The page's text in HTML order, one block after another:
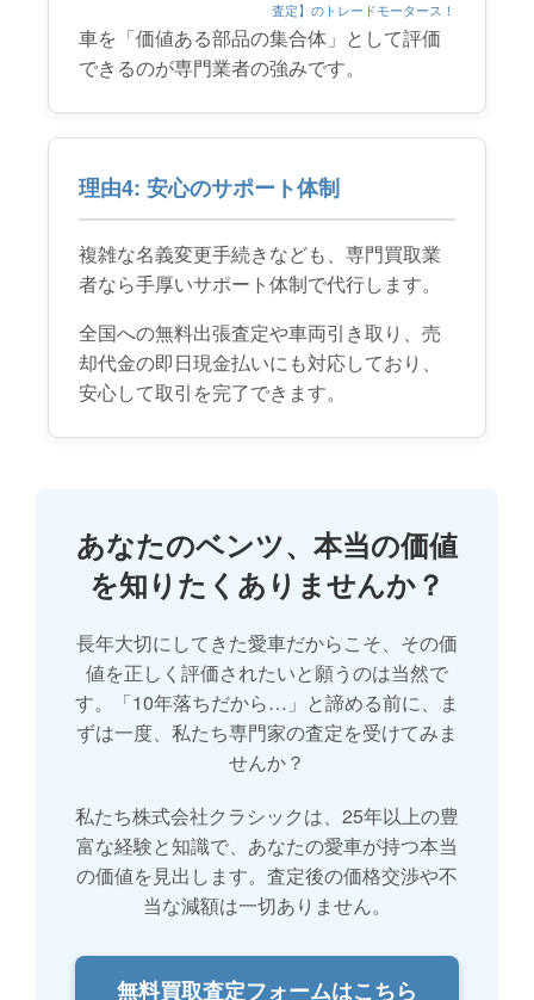
査定】のトレードモータース！
車を「価値ある部品の集合体」として評価
できるのが専門業者の強みです。
理由4: 安心のサポート体制
複雑な名義変更手続きなども、専門買取業
者なら手厚いサポート体制で代行します。
全国への無料出張査定や車両引き取り、売
却代金の即日現金払いにも対応しており、
安心して取引を完了できます。
あなたのベンツ、本当の価値
を知りたくありませんか？
長年大切にしてきた愛車だからこそ、その価
値を正しく評価されたいと願うのは当然で
す。「10年落ちだから…」と諦める前に、ま
ずは一度、私たち専門家の査定を受けてみま
せんか？
私たち株式会社クラシックは、25年以上の豊
富な経験と知識で、あなたの愛車が持つ本当
の価値を見出します。査定後の価格交渉や不
当な減額は一切ありません。
無料買取査定フォームはこちら